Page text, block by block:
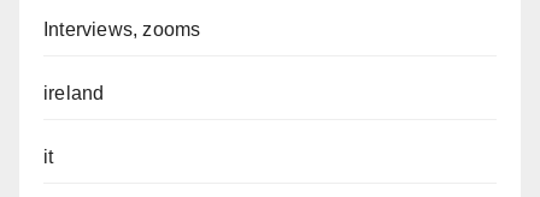
Interviews, zooms
ireland
it